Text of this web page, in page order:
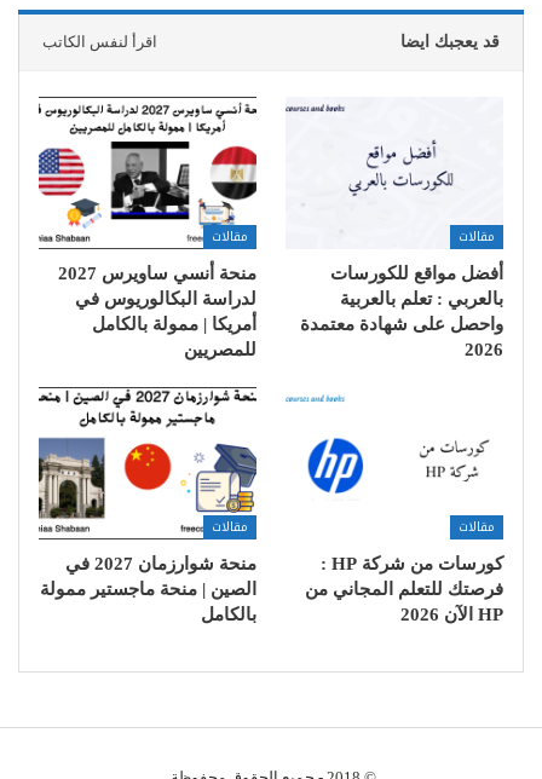
قد يعجبك ايضا اقرأ لنفس الكاتب
مقالات
أفضل مواقع للكورسات
بالعربي : تعلم بالعربية
واحصل على شهادة معتمدة
2026
مقالات
منحة أنسي ساويرس 2027
لدراسة البكالوريوس في
أمريكا | ممولة بالكامل
للمصريين
مقالات
كورسات من شركة HP :
فرصتك للتعلم المجاني من
HP الآن 2026
مقالات
منحة شوارزمان 2027 في
الصين | منحة ماجستير ممولة
بالكامل